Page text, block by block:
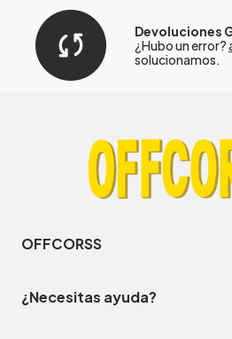
Devoluciones
¿Hubo un error?
solucionamos.
OFFCORSS
¿Necesitas ayuda?